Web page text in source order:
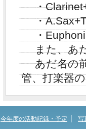
・
・
・
また、あだ
あだ名の前
管、打楽器
今年度の活動記録・予定 写